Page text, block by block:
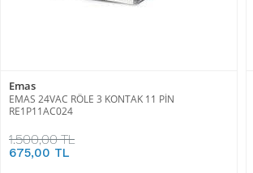
Emas
EMAS 24VAC RÖLE 3 KONTAK 11 PİN
RE1P11AC024
1.500,00 TL
675,00 TL